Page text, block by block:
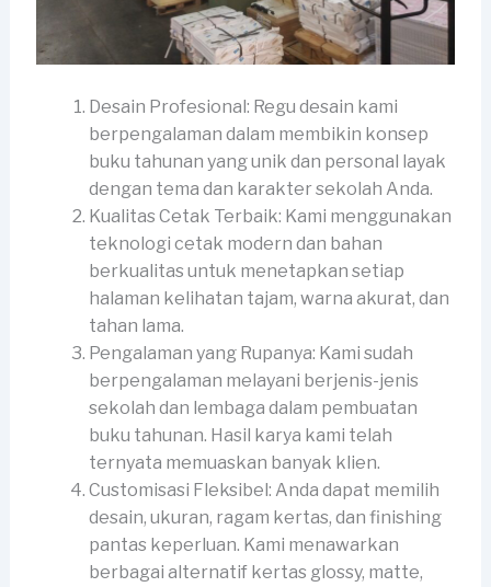
Desain Profesional: Regu desain kami
berpengalaman dalam membikin konsep
buku tahunan yang unik dan personal layak
dengan tema dan karakter sekolah Anda.
Kualitas Cetak Terbaik: Kami menggunakan
teknologi cetak modern dan bahan
berkualitas untuk menetapkan setiap
halaman kelihatan tajam, warna akurat, dan
tahan lama.
Pengalaman yang Rupanya: Kami sudah
berpengalaman melayani berjenis-jenis
sekolah dan lembaga dalam pembuatan
buku tahunan. Hasil karya kami telah
ternyata memuaskan banyak klien.
Customisasi Fleksibel: Anda dapat memilih
desain, ukuran, ragam kertas, dan finishing
pantas keperluan. Kami menawarkan
berbagai alternatif kertas glossy, matte,